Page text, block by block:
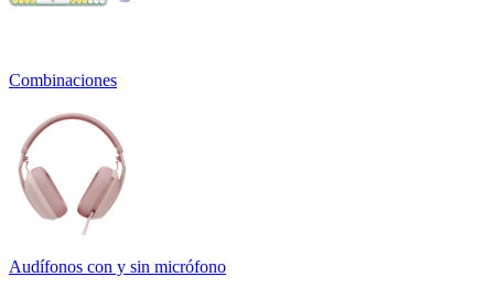
Combinaciones
Audífonos con y sin micrófono